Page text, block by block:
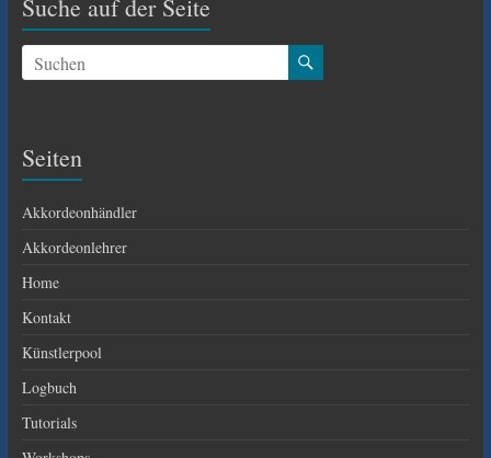
Suche auf der Seite
Seiten
Akkordeonhändler
Akkordeonlehrer
Home
Kontakt
Künstlerpool
Logbuch
Tutorials